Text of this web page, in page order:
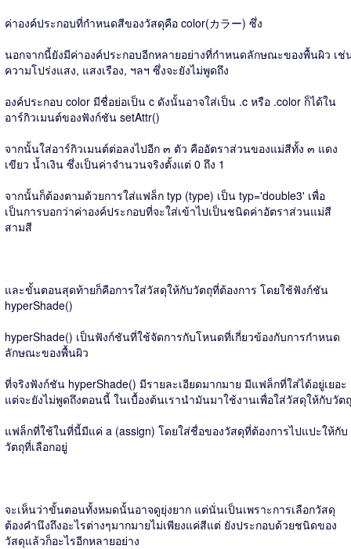
ค่าองค์ประกอบที่กำหนดสีของวัสดุคือ color(カラー) ซึ่ง
นอกจากนี้ยังมีค่าองค์ประกอบอีกหลายอย่างที่กำหนดลักษณะของพื้นผิว เช่
ความโปร่งแสง, แสงเรือง, ฯลฯ ซึ่งจะยังไม่พูดถึง
องค์ประกอบ color มีชื่อย่อเป็น c ดังนั้นอาจใส่เป็น .c หรือ .color ก็ได้ใน
อาร์กิวเมนต์ของฟังก์ชัน setAttr()
จากนั้นใส่อาร์กิวเมนต์ต่อลงไปอีก ๓ ตัว คืออัตราส่วนของแม่สีทั้ง ๓ แดง
เขียว น้ำเงิน ซึ่งเป็นค่าจำนวนจริงตั้งแต่ 0 ถึง 1
จากนั้นก็ต้องตามด้วยการใส่แฟล็ก typ (type) เป็น typ='double3' เพื่อ
เป็นการบอกว่าค่าองค์ประกอบที่จะใส่เข้าไปเป็นชนิดค่าอัตราส่วนแม่สี
สามสี
และขั้นตอนสุดท้ายก็คือการใส่วัสดุให้กับวัตถุที่ต้องการ โดยใช้ฟังก์ชัน
hyperShade()
hyperShade() เป็นฟังก์ชันที่ใช้จัดการกับโหนดที่เกี่ยวข้องกับการกำหนด
ลักษณะของพื้นผิว
ที่จริงฟังก์ชัน hyperShade() มีรายละเอียดมากมาย มีแฟล็กที่ใส่ได้อยู่เยอะ
แต่จะยังไม่พูดถึงตอนนี้ ในเบื้องต้นเรานำมันมาใช้งานเพื่อใส่วัสดุให้กับวัตถุ
แฟล็กที่ใช้ในที่นี้มีแค่ a (assign) โดยใส่ชื่อของวัสดุที่ต้องการไปแปะให้กับ
วัตถุที่เลือกอยู่
จะเห็นว่าขั้นตอนทั้งหมดนั้นอาจดูยุ่งยาก แต่นั่นเป็นเพราะการเลือกวัสดุ
ต้องคำนึงถึงอะไรต่างๆมากมายไม่เพียงแค่สีแต่ ยังประกอบด้วยชนิดของ
วัสดุแล้วก็อะไรอีกหลายอย่าง